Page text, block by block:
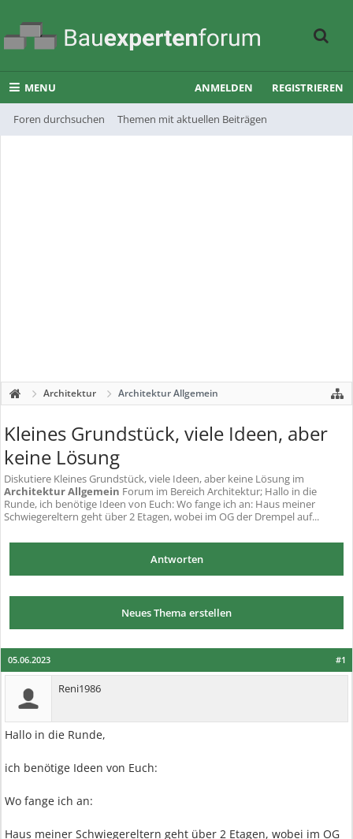
MENU
Foren durchsuchen Themen mit aktuellen Beiträgen
ANMELDEN REGISTRIEREN
Architektur Architektur Allgemein
Kleines Grundstück, viele Ideen, aber
keine Lösung
Diskutiere Kleines Grundstück, viele Ideen, aber keine Lösung im
Architektur Allgemein Forum im Bereich Architektur; Hallo in die
Runde, ich benötige Ideen von Euch: Wo fange ich an: Haus meiner
Schwiegereltern geht über 2 Etagen, wobei im OG der Drempel auf...
Antworten
Neues Thema erstellen
#1
05.06.2023
Reni1986
Hallo in die Runde,
ich benötige Ideen von Euch:
Wo fange ich an:
Haus meiner Schwiegereltern geht über 2 Etagen, wobei im OG